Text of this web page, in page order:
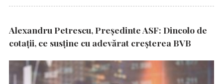
Alexandru Petrescu, Președinte ASF: Dincolo de
cotații, ce susține cu adevărat creșterea BVB